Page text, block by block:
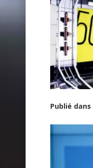
Publié dans